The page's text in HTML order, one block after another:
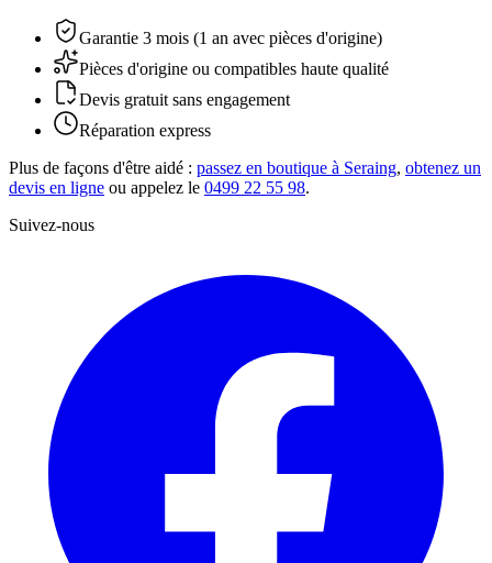
Garantie 3 mois (1 an avec pièces d'origine)
Pièces d'origine ou compatibles haute qualité
Devis gratuit sans engagement
Réparation express
Plus de façons d'être aidé : passez en boutique à Seraing, obtenez un
devis en ligne ou appelez le 0499 22 55 98.
Suivez-nous